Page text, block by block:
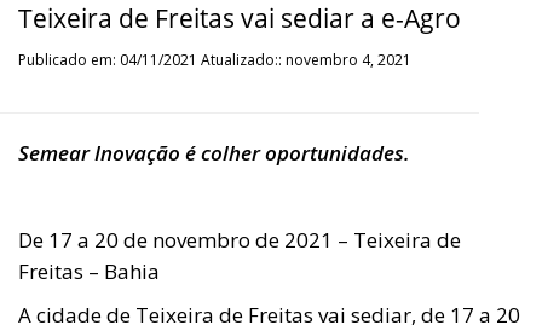
Teixeira de Freitas vai sediar a e-Agro
Publicado em: 04/11/2021 Atualizado:: novembro 4, 2021
Semear Inovação é colher oportunidades.
De 17 a 20 de novembro de 2021 – Teixeira de
Freitas – Bahia
A cidade de Teixeira de Freitas vai sediar, de 17 a 20